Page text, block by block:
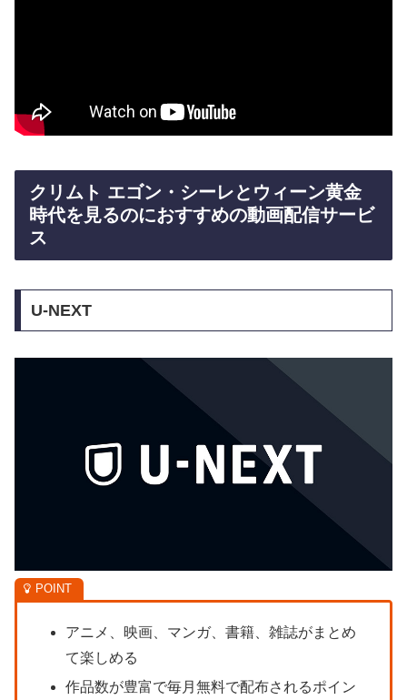
クリムト エゴン・シーレとウィーン黄金
時代を見るのにおすすめの動画配信サービ
ス
U-NEXT
アニメ、映画、マンガ、書籍、雑誌がまとめ
て楽しめる
作品数が豊富で毎月無料で配布されるポイン